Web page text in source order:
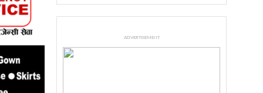
ADVERTISEMENT